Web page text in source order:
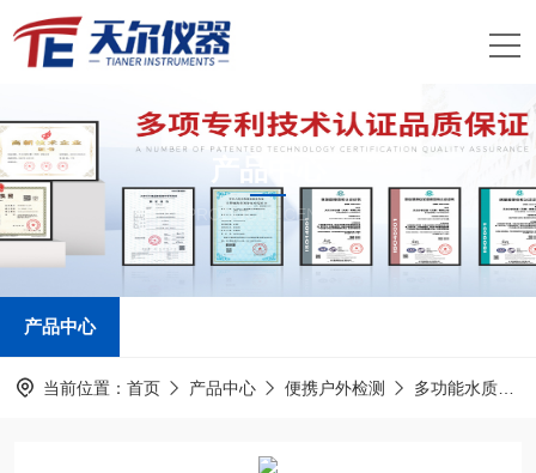
产品中心
PRODUCTS CENTER
产品中心
当前位置： 首页 产品中心 便携户外检测 多功能水质检测仪器